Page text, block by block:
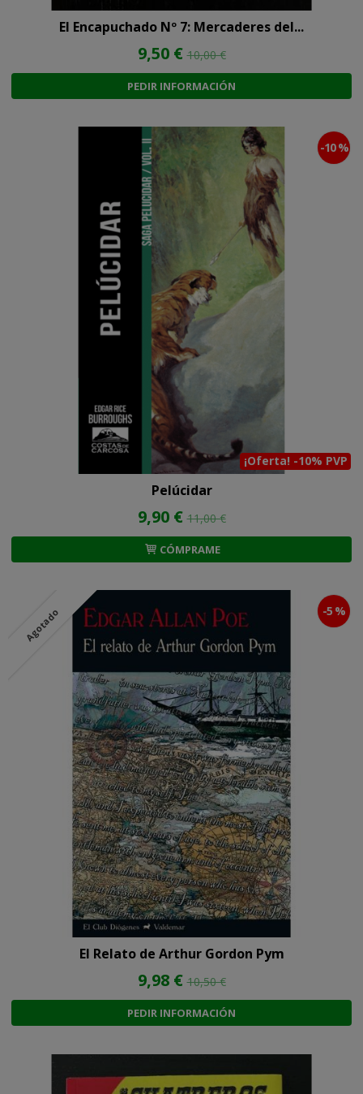
El Encapuchado Nº 7: Mercaderes del...
9,50 €10,00 €
PEDIR INFORMACIÓN
¡Oferta! -10% PVP
-10 %
Pelúcidar
9,90 €11,00 €
CÓMPRAME
Agotado -5 %
El Relato de Arthur Gordon Pym
9,98 €10,50 €
PEDIR INFORMACIÓN